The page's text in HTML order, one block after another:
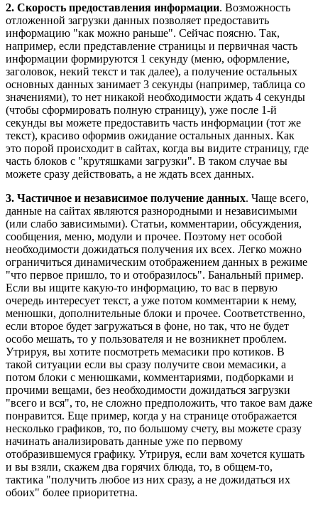
2. Скорость предоставления информации. Возможность
отложенной загрузки данных позволяет предоставить
информацию "как можно раньше". Сейчас поясню. Так,
например, если представление страницы и первичная часть
информации формируются 1 секунду (меню, оформление,
заголовок, некий текст и так далее), а получение остальных
основных данных занимает 3 секунды (например, таблица со
значениями), то нет никакой необходимости ждать 4 секунды
(чтобы сформировать полную страницу), уже после 1-й
секунды вы можете предоставить часть информации (тот же
текст), красиво оформив ожидание остальных данных. Как
это порой происходит в сайтах, когда вы видите страницу, где
часть блоков с "крутяшками загрузки". В таком случае вы
можете сразу действовать, а не ждать всех данных.
3. Частичное и независимое получение данных. Чаще всего,
данные на сайтах являются разнородными и независимыми
(или слабо зависимыми). Статьи, комментарии, обсуждения,
сообщения, меню, модули и прочее. Поэтому нет особой
необходимости дожидаться получения их всех. Легко можно
ограничиться динамическим отображением данных в режиме
"что первое пришло, то и отобразилось". Банальный пример.
Если вы ищите какую-то информацию, то вас в первую
очередь интересует текст, а уже потом комментарии к нему,
менюшки, дополнительные блоки и прочее. Соответственно,
если второе будет загружаться в фоне, но так, что не будет
особо мешать, то у пользователя и не возникнет проблем.
Утрируя, вы хотите посмотреть мемасики про котиков. В
такой ситуации если вы сразу получите свои мемасики, а
потом блоки с менюшками, комментариями, подборками и
прочими вещами, без необходимости дожидаться загрузки
"всего и вся", то, не сложно предположить, что такое вам даже
понравится. Еще пример, когда у на странице отображается
несколько графиков, то, по большому счету, вы можете сразу
начинать анализировать данные уже по первому
отобразившемуся графику. Утрируя, если вам хочется кушать
и вы взяли, скажем два горячих блюда, то, в общем-то,
тактика "получить любое из них сразу, а не дожидаться их
обоих" более приоритетна.